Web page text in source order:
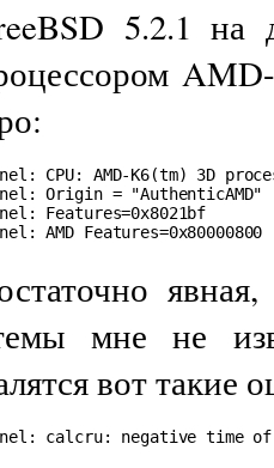
5.2.1 на
CPU: AMD-K6(tm) 3D
Origin =
Features=0x8021bf
AMD Features=0x80000800
мне не
вот такие
calcru: negative time